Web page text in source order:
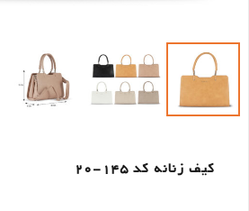
کیف زنانه کد 145-20